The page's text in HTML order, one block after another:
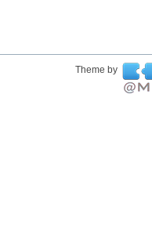
Theme by